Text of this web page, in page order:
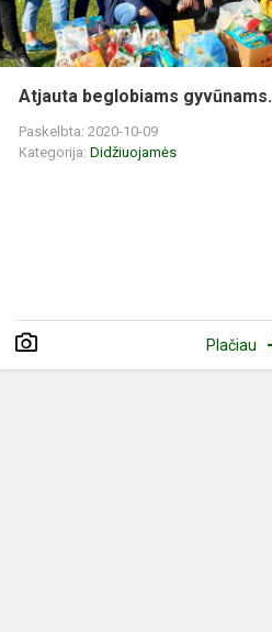
Atjauta beglobiams gyvūnams.
Paskelbta: 2020-10-09
Kategorija:Didžiuojamės
Plačiau